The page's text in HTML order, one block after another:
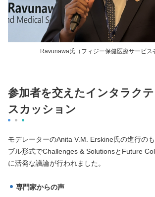
Ravunawa氏（フィジー保健医療サービス
参加者を交えたインタラク
スカッション
モデレーターのAnita V.M. Erskine氏の進行の
ブル形式でChallenges & SolutionsとFuture
に活発な議論が行われました。
専門家からの声